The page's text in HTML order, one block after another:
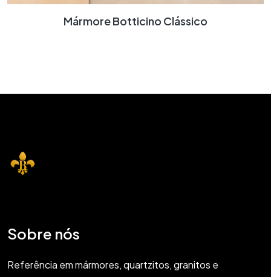
Mármore Botticino Clássico
Sobre nós
Referência em mármores, quartzitos, granitos e